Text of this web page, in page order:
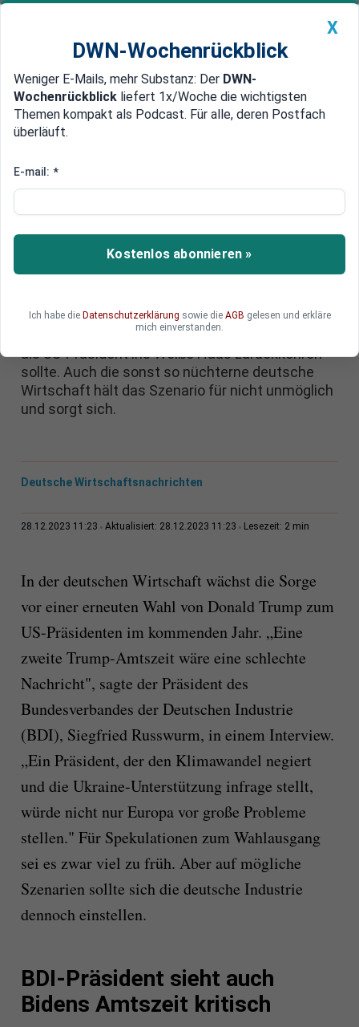
Newsticker MEIN DWN: Geldanlage Premium
Edelmetalle DWN-Magazin China
Warum die Deutsche Wirtschaft
als Präsident fürchtet
Es ist der sprichwörtliche Blick des Kaninchens
auf die Schlange. Deutschland diskutiert das
Krieges, befürchtet allerdings, dass es noch viel
schlimmer kommen könnte - falls Donald Trump
als US-Präsident ins Weiße Haus zurückkehren
sollte. Auch die sonst so nüchterne deutsche
Wirtschaft hält das Szenario für nicht unmöglich
und sorgt sich.
Deutsche Wirtschaftsnachrichten
28.12.2023 11:23 Aktualisiert: 28.12.2023 11:23 Lesezeit: 2 min
In der deutschen Wirtschaft wächst die Sorge
vor einer erneuten Wahl von Donald Trump zum
US-Präsidenten im kommenden Jahr. „Eine
zweite Trump-Amtszeit wäre eine schlechte
Nachricht", sagte der Präsident des
Bundesverbandes der Deutschen Industrie
(BDI), Siegfried Russwurm, in einem Interview.
„Ein Präsident, der den Klimawandel negiert
und die Ukraine-Unterstützung infrage stellt,
würde nicht nur Europa vor große Probleme
stellen." Für Spekulationen zum Wahlausgang
sei es zwar viel zu früh. Aber auf mögliche
Szenarien sollte sich die deutsche Industrie
dennoch einstellen.
BDI-Präsident sieht auch
Bidens Amtszeit kritisch
X
DWN-Wochenrückblick
Weniger E-Mails, mehr Substanz: Der DWN-
Wochenrückblick liefert 1x/Woche die wichtigsten
Themen kompakt als Podcast. Für alle, deren Postfach
überläuft.
E-mail: *
Kostenlos abonnieren »
Ich habe die Datenschutzerklärung sowie die AGB gelesen und erkläre
mich einverstanden.